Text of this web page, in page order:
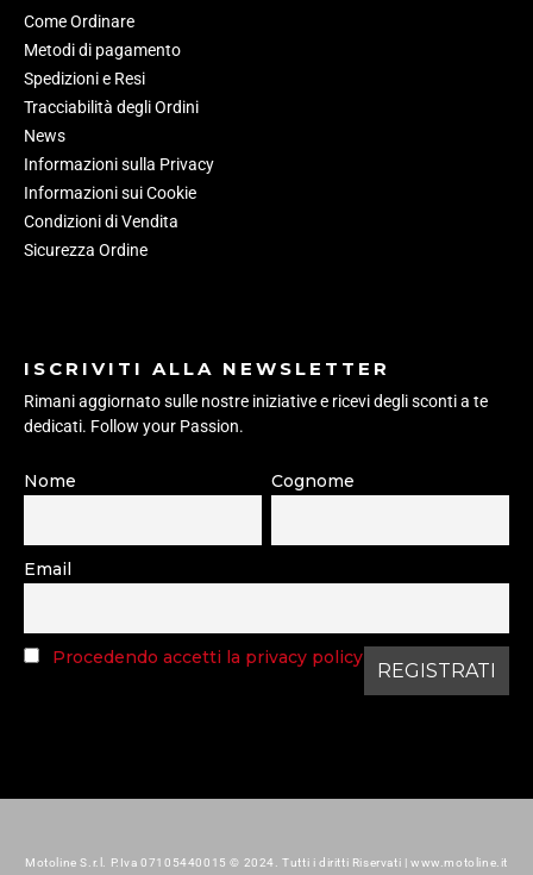
Come Ordinare
Metodi di pagamento
Spedizioni e Resi
Tracciabilità degli Ordini
News
Informazioni sulla Privacy
Informazioni sui Cookie
Condizioni di Vendita
Sicurezza Ordine
ISCRIVITI ALLA NEWSLETTER
Rimani aggiornato sulle nostre iniziative e ricevi degli sconti a te
dedicati. Follow your Passion.
Nome Cognome
Email
Procedendo accetti la privacy policy
Motoline S.r.l. P.Iva 07105440015 © 2024. Tutti i diritti Riservati | www.motoline.it